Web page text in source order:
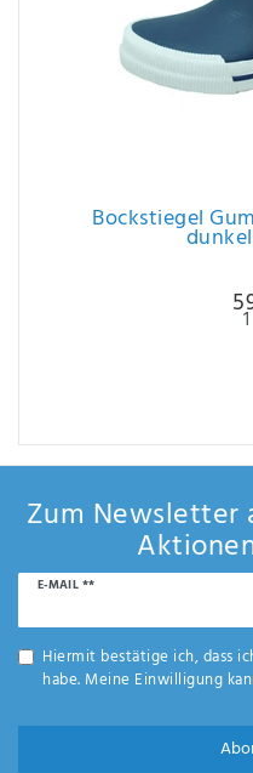
Bockstiegel
1
Zum Newsletter
E-MAIL **
Newsletter
Hiermit bestätige ich, dass
habe. Meine Einwilligung